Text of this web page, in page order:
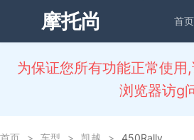
摩托尚 首页
为保证您所有功能正常使
浏览器访g
首页 > 车型 > 凯越 > 450Rally